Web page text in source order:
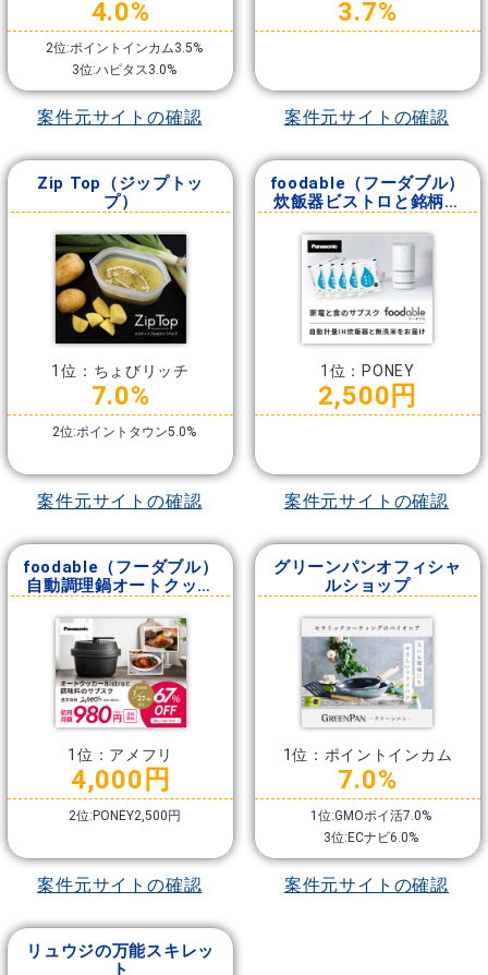
4.0%
2位:ポイントインカム3.5%
3位:ハピタス3.0%
案件元サイトの確認
3.7%
案件元サイトの確認
Zip Top（ジップトッ
プ）
1位：ちょびリッチ
7.0%
2位:ポイントタウン5.0%
案件元サイトの確認
foodable（フーダブル）
炊飯器ビストロと銘柄米
1位：PONEY
2,500円
案件元サイトの確認
foodable（フーダブル）
自動調理鍋オートクッカ
ス
1位：アメフリ
4,000円
2位:PONEY2,500円
案件元サイトの確認
グリーンパンオフィシャ
ルショップ
1位：ポイントインカム
7.0%
1位:GMOポイ活7.0%
3位:ECナビ6.0%
案件元サイトの確認
リュウジの万能スキレッ
ト